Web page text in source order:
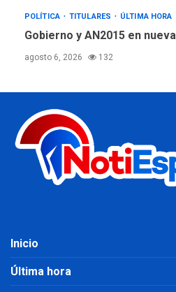
POLÍTICA TITULARES ÚLTIMA HORA
Gobierno y AN2015 en
agosto 6, 2026 132
Inicio
Última hora